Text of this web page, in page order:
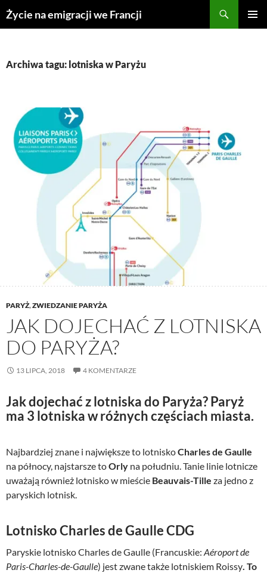
Przejdź
doŻycie na emigracji we Francji
Archiwa tagu: lotniska w Paryżu
PARYŻ,ZWIEDZANIE PARYŻA
JAK DOJECHAĆ Z LOTNISKA
DO PARYŻA?
13 LIPCA, 2018 4 KOMENTARZE
Jak dojechać z lotniska do Paryża? Paryż
ma 3 lotniska w różnych częściach miasta.
Najbardziej znane i największe to lotniskoCharles de Gaulle
na północy, najstarsze toOrly na południu. Tanie linie lotnicze
uważają również lotnisko w mieście Beauvais-Tille za jedno z
paryskich lotnisk.
Lotnisko Charles de Gaulle CDG
Paryskie lotnisko Charles de Gaulle (Francuskie: Aéroport de
Paris-Charles-de-Gaulle) jest zwane także lotniskiem Roissy . To